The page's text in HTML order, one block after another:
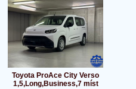
Toyota ProAce City Verso
1,5,Long,Business,7 míst